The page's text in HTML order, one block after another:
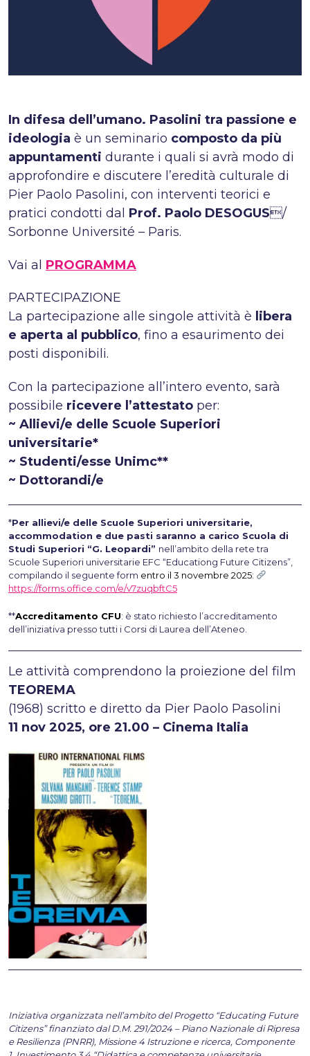
In difesa dell’umano. Pasolini tra passione e
ideologia è un seminario composto da più
appuntamenti durante i quali si avrà modo di
approfondire e discutere l’eredità culturale di
Pier Paolo Pasolini, con interventi teorici e
pratici condotti dal Prof. Paolo DESOGUS/
Sorbonne Université – Paris.
Vai al PROGRAMMA
PARTECIPAZIONE
La partecipazione alle singole attività è libera
e aperta al pubblico, fino a esaurimento dei
posti disponibili.
Con la partecipazione all’intero evento, sarà
possibile ricevere l’attestato per:
~ Allievi/e delle Scuole Superiori
universitarie*
~ Studenti/esse Unimc**
~ Dottorandi/e
*Per allievi/e delle Scuole Superiori universitarie,
accommodation e due pasti saranno a carico Scuola di
Studi Superiori “G. Leopardi” nell’ambito della rete tra
Scuole Superiori universitarie EFC “Educationg Future Citizens”,
compilando il seguente form entro il 3 novembre 2025:
https://forms.office.com/e/v7zuqbftC5
**Accreditamento CFU: è stato richiesto l’accreditamento
dell’iniziativa presso tutti i Corsi di Laurea dell’Ateneo.
Le attività comprendono la proiezione del film
TEOREMA
(1968) scritto e diretto da Pier Paolo Pasolini
11 nov 2025, ore 21.00 – Cinema Italia
Iniziativa organizzata nell’ambito del Progetto “Educating Future
Citizens” finanziato dal D.M. 291/2024 – Piano Nazionale di Ripresa
e Resilienza (PNRR), Missione 4 Istruzione e ricerca, Componente